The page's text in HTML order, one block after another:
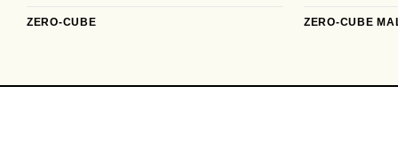
ZERO-CUBE ZERO-CUBE